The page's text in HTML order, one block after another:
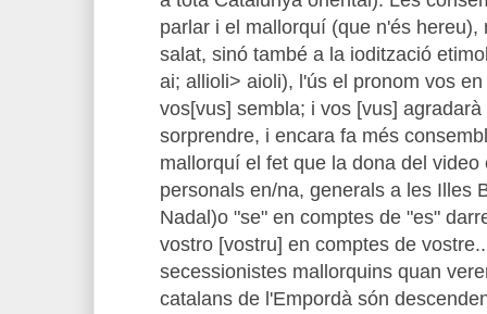
parlar i el mallorquí (que n'és
salat, sinó també a la iodització
ai; allioli> aioli), l'ús el pronom vos
vos[vus] sembla; i vos [vus] agradarà
sorprendre, i encara fa més
mallorquí el fet que la dona del video
personals en/na, generals a les Illes
Nadal)o "se" en comptes de "es"
vostro [vostru] en comptes de
secessionistes mallorquins quan
catalans de l'Empordà són